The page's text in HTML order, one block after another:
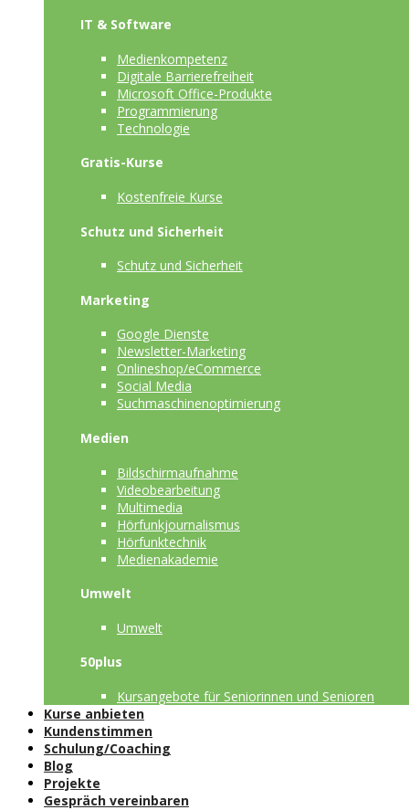
IT & Software
Medienkompetenz
Digitale Barrierefreiheit
Microsoft Office-Produkte
Programmierung
Technologie
Gratis-Kurse
Kostenfreie Kurse
Schutz und Sicherheit
Schutz und Sicherheit
Marketing
Google Dienste
Newsletter-Marketing
Onlineshop/eCommerce
Social Media
Suchmaschinenoptimierung
Medien
Bildschirmaufnahme
Videobearbeitung
Multimedia
Hörfunkjournalismus
Hörfunktechnik
Medienakademie
Umwelt
Umwelt
50plus
Kursangebote für Seniorinnen und Senioren
Kurse anbieten
Kundenstimmen
Schulung/Coaching
Blog
Projekte
Gespräch vereinbaren